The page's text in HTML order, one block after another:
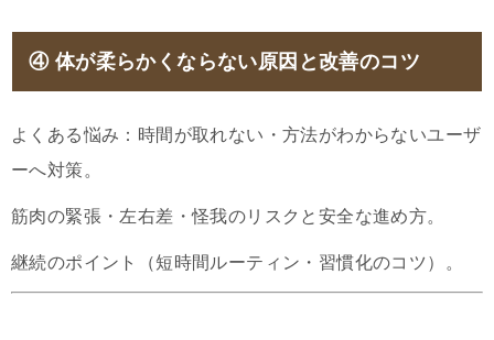
④ 体が柔らかくならない原因と改善のコツ
よくある悩み：時間が取れない・方法がわからないユーザ
ーへ対策。
筋肉の緊張・左右差・怪我のリスクと安全な進め方。
継続のポイント（短時間ルーティン・習慣化のコツ）。